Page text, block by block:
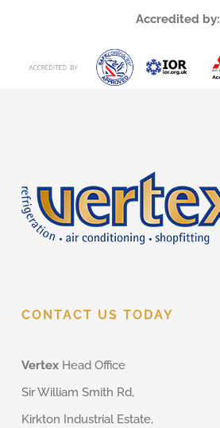
Accredited by:
CONTACT US TODAY
Vertex Head Office
Sir William Smith Rd,
Kirkton Industrial Estate,